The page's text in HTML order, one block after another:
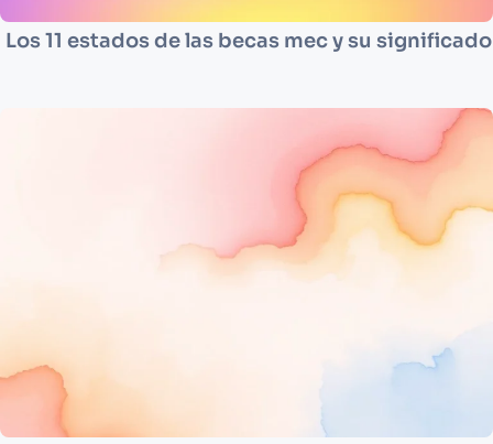
Los 11 estados de las becas mec y su significado